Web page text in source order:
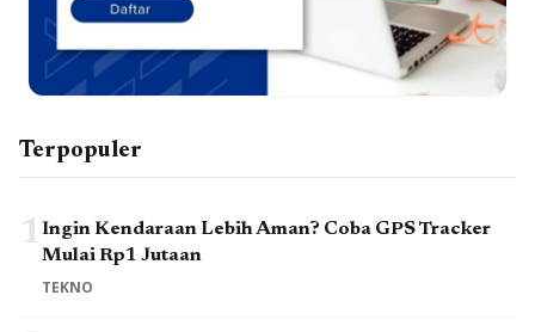
Terpopuler
1Ingin Kendaraan Lebih Aman? Coba GPS Tracker
Mulai Rp1 Jutaan
TEKNO